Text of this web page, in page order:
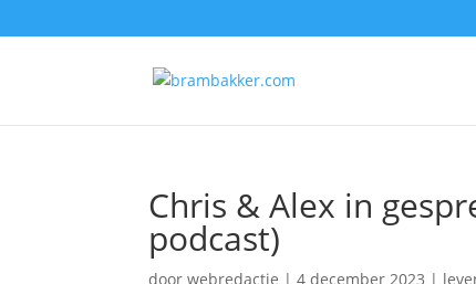
Chris & Alex in
podcast)
doorwebredactie |4 december 2023 |